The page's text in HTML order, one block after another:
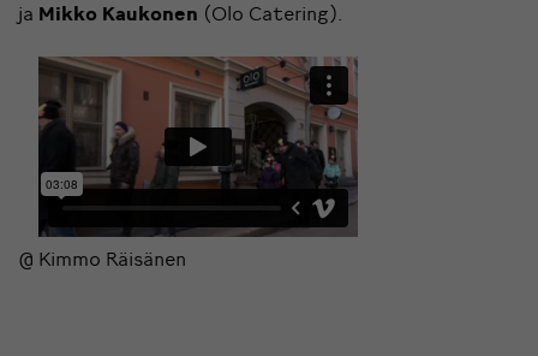
ja Mikko Kaukonen (Olo Catering).
@ Kimmo Räisänen